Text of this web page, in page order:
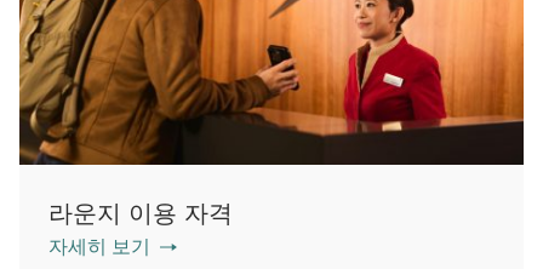
라운지 이용 자격
자세히 보기